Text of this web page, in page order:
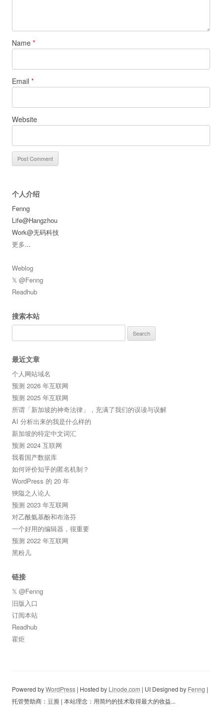
Name *
Email *
Website
个人介绍
Fenng
Life@Hangzhou
Work@无码科技
更多...
Weblog
𝕏 @Fenng
Readhub
搜索本站
for:
最近文章
个人网站域名
预测 2026 年互联网
预测 2025 年互联网
所谓「新加坡的神奇法律」，充满了我们的误读与误解
AI 分析出来的我是什么样的
新加坡的特定中文词汇
预测 2024 互联网
我看国产数据库
如何评价知乎的匿名机制？
WordPress 的 20 年
狹隘之人论人
预测 2023 年互联网
对乙酰氨基酚和布洛芬
一个好用的编辑器，很重要
预测 2022 年互联网
黑粉儿
链接
𝕏 @Fenng
旧版入口
订阅本站
Readhub
霍炬
Powered byWordPress | Hosted by Linode.com | UI Designed by Fenng |
托管赞助商： 豆瓣 | 本站理念：用简约的技术取得最大的收益...